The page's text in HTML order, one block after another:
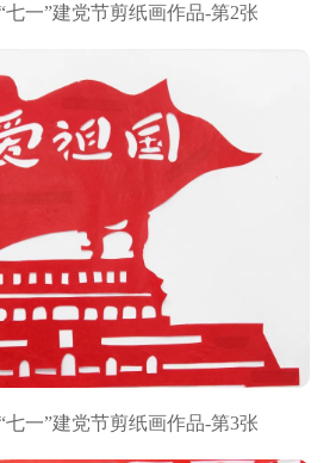
七一”建党节剪纸画作品-第2张
七一”建党节剪纸画作品-第3张